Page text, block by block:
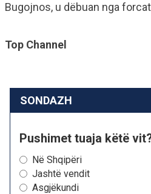
Bugojnos, u dëbuan nga
Top Channel
SONDAZH
Pushimet tuaja këtë
Në Shqipëri
Jashtë vendit
Asgjëkundi